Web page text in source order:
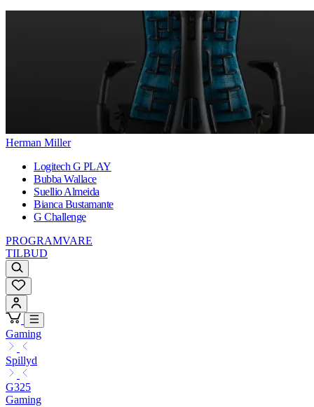
Herman Miller
Logitech G PLAY
Bubba Wallace
Suellio Almeida
Bianca Bustamante
G Challenge
PROGRAMVARE
TILBUD
Gaming
Spillyd
G325
Gaming